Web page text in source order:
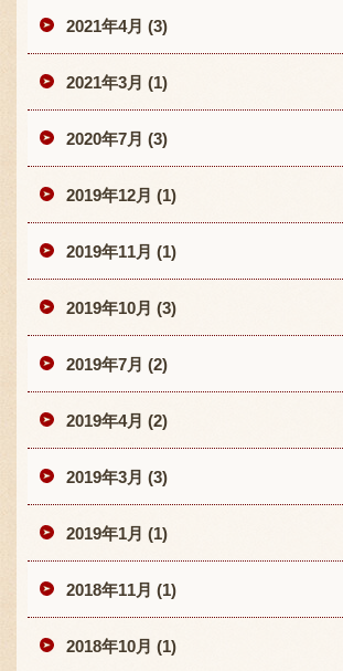
2021年4月 (3)
2021年3月 (1)
2020年7月 (3)
2019年12月 (1)
2019年11月 (1)
2019年10月 (3)
2019年7月 (2)
2019年4月 (2)
2019年3月 (3)
2019年1月 (1)
2018年11月 (1)
2018年10月 (1)